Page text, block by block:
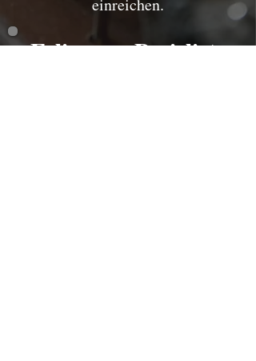
einreichen.
Folierung Preisliste